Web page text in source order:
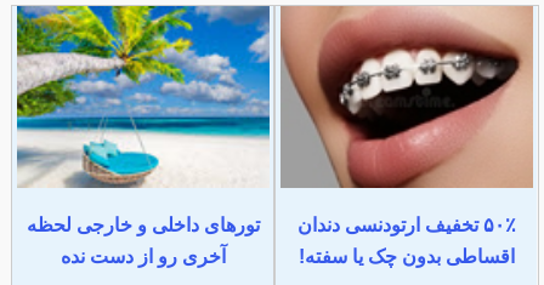
۵۰٪ تخفیف ارتودنسی دندان
اقساطی بدون چک یا سفته!
تورهای داخلی و خارجی لحظه
آخری رو از دست نده